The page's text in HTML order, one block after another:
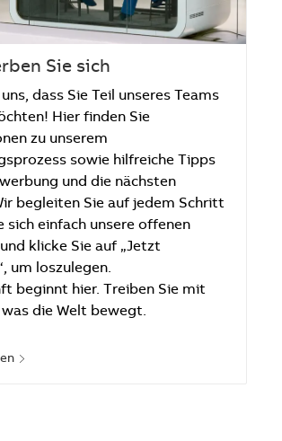
Sie sich
dass Sie Teil unseres Teams
Hier finden Sie
zu unserem
sowie hilfreiche Tipps
und die nächsten
begleiten Sie auf jedem Schritt
sich einfach unsere offenen
klicke Sie auf „Jetzt
um loszulegen.
beginnt hier. Treiben Sie mit
was die Welt bewegt.